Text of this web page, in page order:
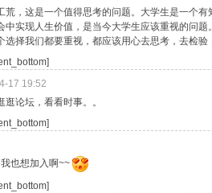
荒，这是一个值得思考的问题。大学生是一个
中实现人生价值，是当今大学生应该重视的问
选择我们都要重视，都应该用心去思考，去检验
17 19:52
论坛，看看时事。。
也想加入啊~~